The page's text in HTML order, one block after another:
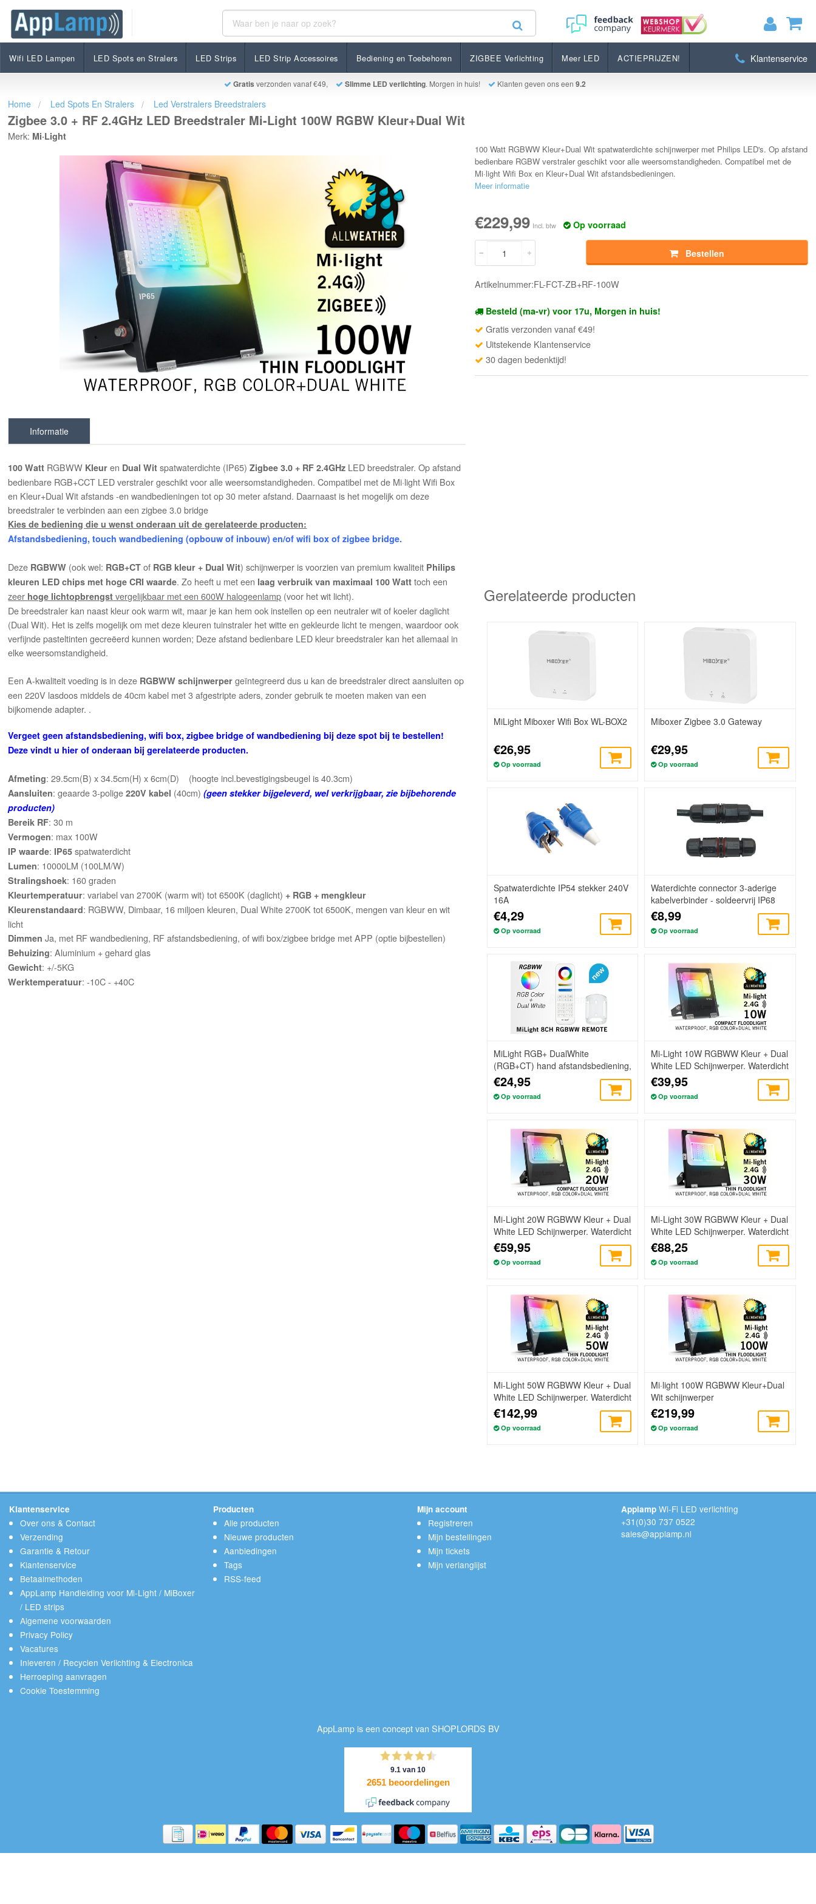
MIJN WINKELWAGEN
Wifi LED Lampen LED Spots en Stralers LED Strips LED Strip Accessoires Bediening en Toebehoren ZIGBEE Verlichting Meer LED ACTIEPRIJZEN! Klantenservice
Gratis verzonden vanaf €49, Slimme LED verlichting. Morgen in huis! Klanten geven ons een 9.2
Zigbee 3.0 + RF 2.4GHz LED Breedstraler Mi-Light 100W RGBW Kleur+Dual Wit
€229,99 Op voorraad
Bestellen
Home Led Spots En Stralers Led Verstralers Breedstralers
Zigbee 3.0 + RF 2.4GHz LED Breedstraler Mi-Light 100W RGBW Kleur+Dual Wit
Merk: Mi·Light
100 Watt RGBWW Kleur+Dual Wit spatwaterdichte schijnwerper met Philips LED's. Op afstand
bedienbare RGBW verstraler geschikt voor alle weersomstandigheden. Compatibel met de
Mi·light Wifi Box en Kleur+Dual Wit afstandsbedieningen.
Meer informatie
€229,99 Incl. btw Op voorraad
Bestellen
Artikelnummer:FL-FCT-ZB+RF-100W
Besteld (ma-vr) voor 17u, Morgen in huis!
Gratis verzonden vanaf €49!
Uitstekende Klantenservice
30 dagen bedenktijd!
Informatie
100 Watt RGBWW Kleur en Dual Wit spatwaterdichte (IP65)Zigbee 3.0 + RF 2.4GHz LED breedstraler. Op afstand
bedienbare RGB+CCT LED verstraler geschikt voor alle weersomstandigheden. Compatibel met de Mi·light Wifi Box
en Kleur+Dual Wit afstands -en wandbedieningen tot op 30 meter afstand. Daarnaast is het mogelijk om deze
breedstraler te verbinden aan een zigbee 3.0 bridge
Kies de bediening die u wenst onderaan uit de gerelateerde producten:
Afstandsbediening, touch wandbediening (opbouw of inbouw) en/of wifi box of zigbee bridge.
Deze RGBWW (ook wel: RGB+CT of RGB kleur + Dual Wit) schijnwerper is voorzien van premium kwaliteit Philips
kleuren LED chips met hoge CRI waarde. Zo heeft u met een laag verbruik van maximaal 100 Watt toch een
zeer hoge lichtopbrengst vergelijkbaar met een 600W halogeenlamp (voor het wit licht).
De breedstraler kan naast kleur ook warm wit, maar je kan hem ook instellen op een neutraler wit of koeler daglicht
(Dual Wit). Het is zelfs mogelijk om met deze kleuren tuinstraler het witte en gekleurde licht te mengen, waardoor ook
verfijnde pasteltinten gecreëerd kunnen worden; Deze afstand bedienbare LED kleur breedstraler kan het allemaal in
elke weersomstandigheid.
Een A-kwaliteit voeding is in deze RGBWW schijnwerper geïntegreerd dus u kan de breedstraler direct aansluiten op
een 220V lasdoos middels de 40cm kabel met 3 afgestripte aders, zonder gebruik te moeten maken van een
bijkomende adapter. .
Vergeet geen afstandsbediening, wifi box, zigbee bridge of wandbediening bij deze spot bij te bestellen!
Deze vindt u hier of onderaan bij gerelateerde producten.
Afmeting: 29.5cm(B) x 34.5cm(H) x 6cm(D) (hoogte incl.bevestigingsbeugel is 40.3cm)
Aansluiten: geaarde 3-polige 220V kabel (40cm)(geen stekker bijgeleverd, wel verkrijgbaar, zie bijbehorende
producten)
Bereik RF: 30 m
Vermogen: max 100W
IP waarde: IP65 spatwaterdicht
Lumen: 10000LM (100LM/W)
Stralingshoek: 160 graden
Kleurtemperatuur: variabel van 2700K (warm wit) tot 6500K (daglicht) + RGB + mengkleur
Kleurenstandaard: RGBWW, Dimbaar, 16 miljoen kleuren, Dual White 2700K tot 6500K, mengen van kleur en wit
licht
Dimmen Ja, met RF wandbediening, RF afstandsbediening, of wifi box/zigbee bridge met APP (optie bijbestellen)
Behuizing: Aluminium + gehard glas
Gewicht: +/-5KG
Werktemperatuur: -10C - +40C
Gerelateerde producten
MiLight Miboxer Wifi Box WL-BOX2
€26,95
Op voorraad
Miboxer Zigbee 3.0 Gateway
€29,95
Op voorraad
Spatwaterdichte IP54 stekker 240V
16A
€4,29
Op voorraad
Waterdichte connector 3-aderige
kabelverbinder - soldeervrij IP68
€8,99
Op voorraad
MiLight RGB+ DualWhite
(RGB+CT) hand afstandsbediening,
8-zones, RF, 2xAAA
€24,95
Op voorraad
Mi-Light 10W RGBWW Kleur + Dual
White LED Schijnwerper. Waterdicht
IP65
€39,95
Op voorraad
Mi-Light 20W RGBWW Kleur + Dual
White LED Schijnwerper. Waterdicht
IP65
€59,95
Op voorraad
Mi-Light 30W RGBWW Kleur + Dual
White LED Schijnwerper. Waterdicht
IP65
€88,25
Op voorraad
Mi-Light 50W RGBWW Kleur + Dual
White LED Schijnwerper. Waterdicht
IP65
€142,99
Op voorraad
Mi·light 100W RGBWW Kleur+Dual
Wit schijnwerper
€219,99
Op voorraad
Klantenservice
Over ons & Contact
Verzending
Garantie & Retour
Klantenservice
Betaalmethoden
AppLamp Handleiding voor Mi-Light / MiBoxer
/ LED strips
Algemene voorwaarden
Privacy Policy
Vacatures
Inleveren / Recyclen Verlichting & Electronica
Herroeping aanvragen
Cookie Toestemming
Producten
Alle producten
Nieuwe producten
Aanbiedingen
Tags
RSS-feed
Mijn account
Registreren
Mijn bestellingen
Mijn tickets
Mijn verlanglijst
Applamp Wi-Fi LED verlichting
+31(0)30 737 0522
sales@applamp.nl
AppLamp is een concept van SHOPLORDS BV